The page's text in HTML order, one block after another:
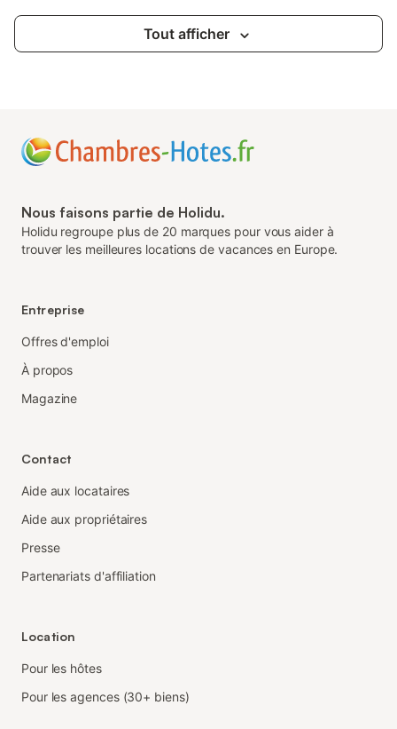
Tout afficher
Nous faisons partie de Holidu.
Holidu regroupe plus de 20 marques pour vous aider à
trouver les meilleures locations de vacances en Europe.
Entreprise
Offres d'emploi
À propos
Magazine
Contact
Aide aux locataires
Aide aux propriétaires
Presse
Partenariats d'affiliation
Location
Pour les hôtes
Pour les agences (30+ biens)